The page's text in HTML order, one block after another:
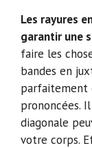
Les rayures
garantir une
faire les
bandes en
parfaitement
prononcées.
diagonale
votre corps.